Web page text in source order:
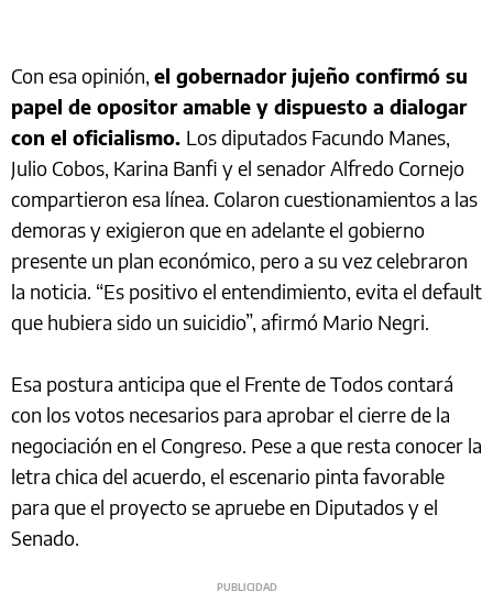
Con esa opinión, el gobernador jujeño confirmó su
papel de opositor amable y dispuesto a dialogar
con el oficialismo. Los diputados Facundo Manes,
Julio Cobos, Karina Banfi y el senador Alfredo Cornejo
compartieron esa línea. Colaron cuestionamientos a las
demoras y exigieron que en adelante el gobierno
presente un plan económico, pero a su vez celebraron
la noticia. “Es positivo el entendimiento, evita el default
que hubiera sido un suicidio”, afirmó Mario Negri.
Esa postura anticipa que el Frente de Todos contará
con los votos necesarios para aprobar el cierre de la
negociación en el Congreso. Pese a que resta conocer la
letra chica del acuerdo, el escenario pinta favorable
para que el proyecto se apruebe en Diputados y el
Senado.